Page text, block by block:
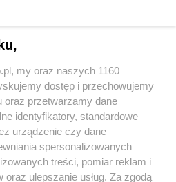
my oraz naszych 1160
dostęp i przechowujemy
oraz przetwarzamy dane
identyfikatory, standardowe
urządzenie czy dane
spersonalizowanych
treści, pomiar reklam i
oraz ulepszanie usług. Za zgodą